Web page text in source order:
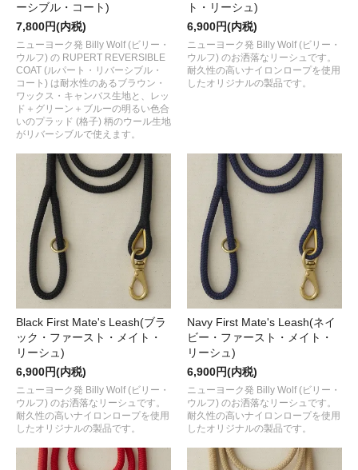
ーシブル・コート)
7,800円(内税)
ニューヨーク発 Billy Wolf (ビリー・
ウルフ) の RUPERT REVERSIBLE
COAT (ルパート・リバーシブル・
コート) は耐水性のあるブラウン・
ワックス・キャンバス生地と、レッ
ド＋グリーン＋ブルーの明るい色合
いのプラッド (格子) 柄のウール生地
がリバーシブルで使えます。
ト・リーシュ)
6,900円(内税)
ニューヨーク発 Billy Wolf (ビリー・
ウルフ) のお洒落なリーシュです。
耐久性の高いナイロンロープを使用
したオリジナルの製品です。
Black First Mate's Leash(ブラ
ック・ファースト・メイト・
リーシュ)
6,900円(内税)
ニューヨーク発 Billy Wolf (ビリー・
ウルフ) のお洒落なリーシュです。
耐久性の高いナイロンロープを使用
したオリジナルの製品です。
Navy First Mate's Leash(ネイ
ビー・ファースト・メイト・
リーシュ)
6,900円(内税)
ニューヨーク発 Billy Wolf (ビリー・
ウルフ) のお洒落なリーシュです。
耐久性の高いナイロンロープを使用
したオリジナルの製品です。